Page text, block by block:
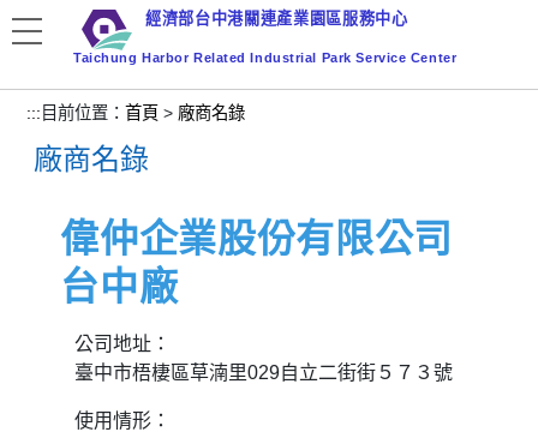
到
要
內
容
塊
經濟部台中港關連產業園區服務中心
Taichung Harbor Related Industrial Park Service Center
::: 目前位置：首頁 > 廠商名錄
廠商名錄
偉仲企業股份有限公司
台中廠
公司地址：
臺中市梧棲區草湳里029自立二街街５７３號
使用情形：